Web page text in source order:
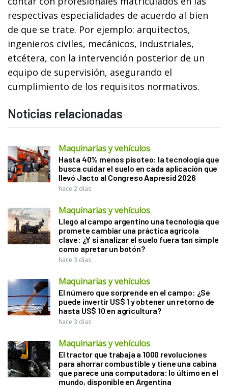
respectivas especialidades de acuerdo al bien
de que se trate. Por ejemplo: arquitectos,
ingenieros civiles, mecánicos, industriales,
etcétera, con la intervención posterior de un
equipo de supervisión, asegurando el
cumplimiento de los requisitos normativos.
Noticias relacionadas
Maquinarias y vehículos
Hasta 40% menos pisoteo: la tecnología que
busca cuidar el suelo en cada aplicación que
llevó Jacto al Congreso Aapresid 2026
hace 2 días
Maquinarias y vehículos
Llegó al campo argentino una tecnología que
promete cambiar una práctica agrícola
clave: ¿Y si analizar el suelo fuera tan simple
como apretar un botón?
hace 3 días
Maquinarias y vehículos
El número que sorprende en el campo: ¿Se
puede invertir US$ 1 y obtener un retorno de
hasta US$ 10 en agricultura?
hace 3 días
Maquinarias y vehículos
El tractor que trabaja a 1000 revoluciones
para ahorrar combustible y tiene una cabina
que parece una computadora: lo último en el
mundo, disponible en Argentina